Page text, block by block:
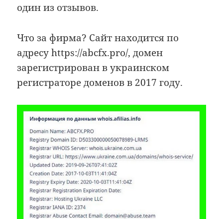
один из отзывов.
Что за фирма? Сайт находится по
адресу https://abcfx.pro/, домен
зарегистрирован в украинском
регистраторе доменов в 2017 году.